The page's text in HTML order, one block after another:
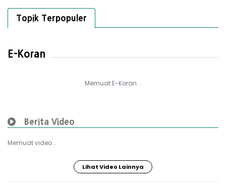
Topik Terpopuler
E-Koran
Memuat E-Koran...
Berita Video
Memuat video...
Lihat Video Lainnya